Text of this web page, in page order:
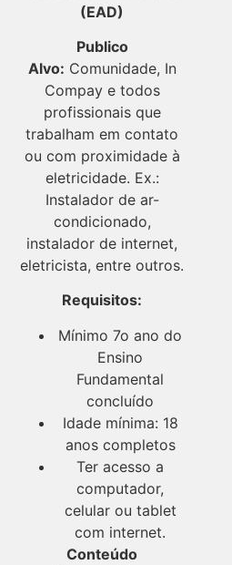
(EAD)
Publico
Alvo: Comunidade, In
Compay e todos
profissionais que
trabalham em contato
ou com proximidade à
eletricidade. Ex.:
Instalador de ar-
condicionado,
instalador de internet,
eletricista, entre outros.
Requisitos:
Mínimo 7o ano do
Ensino
Fundamental
concluído
Idade mínima: 18
anos completos
Ter acesso a
computador,
celular ou tablet
com internet.
Conteúdo